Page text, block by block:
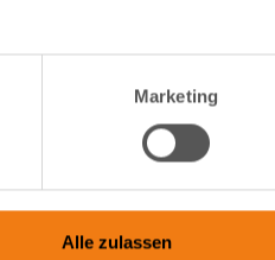
Marketing
Alle zulassen